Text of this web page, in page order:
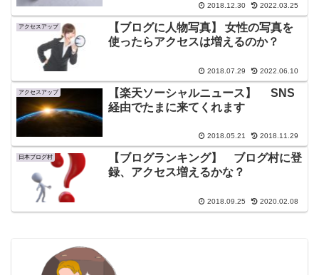
2018.12.30 2022.03.25
アクセスアップ
【ブログに人物写真】 女性の写真を
使ったらアクセスは増えるのか？
2018.07.29 2022.06.10
アクセスアップ
【楽天ソーシャルニュース】 SNS
経由でたまに来てくれます
2018.05.21 2018.11.29
日本ブログ村
【ブログランキング】 ブログ村に登
録、アクセス増えるかな？
2018.09.25 2020.02.08